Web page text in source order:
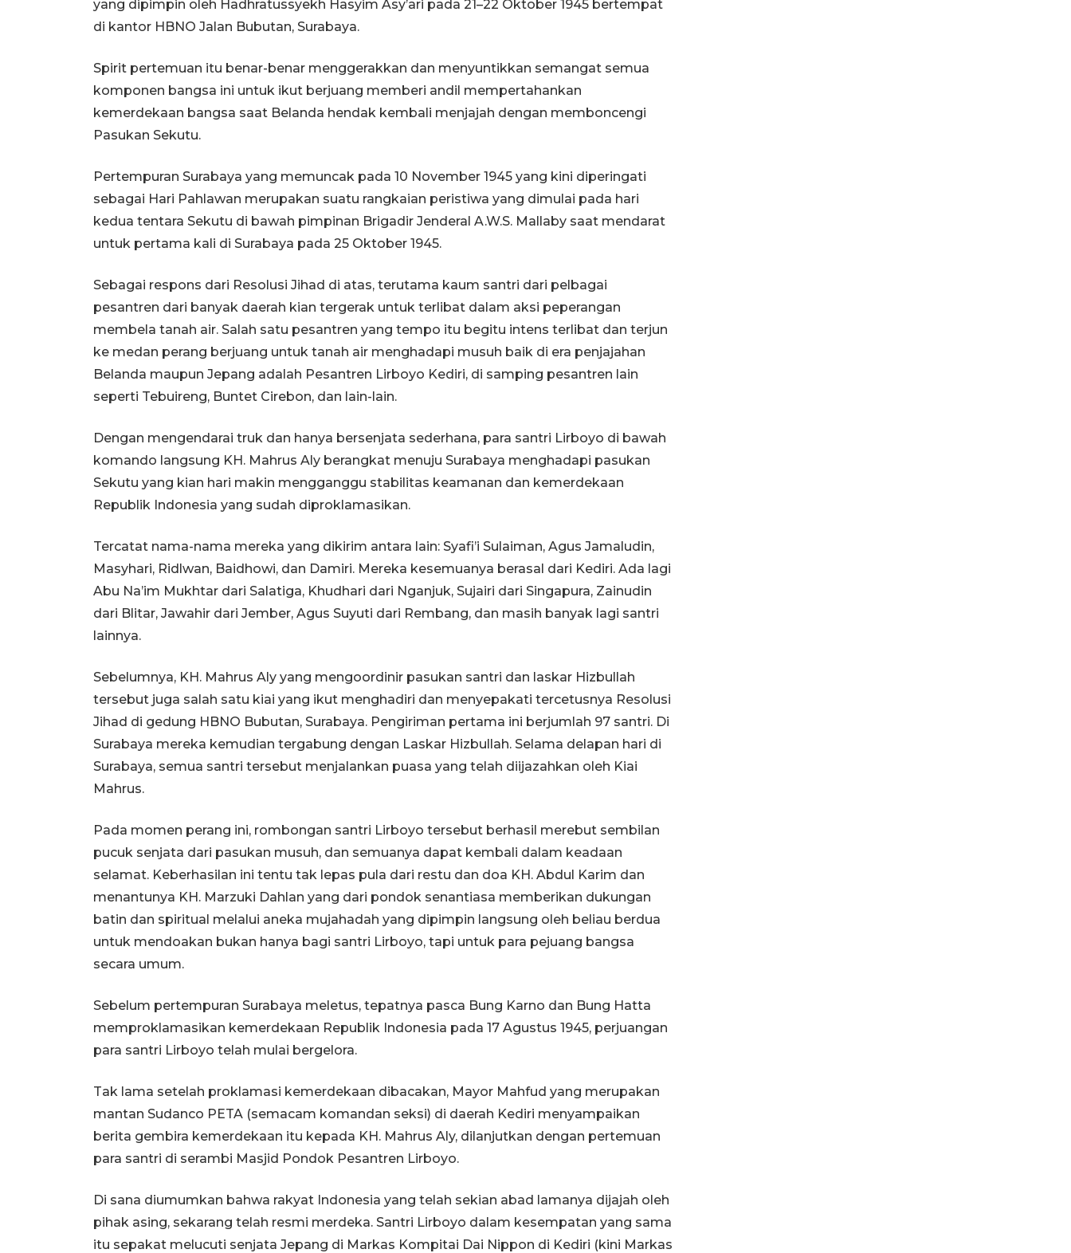
yang dipimpin oleh Hadhratussyekh Hasyim Asy’ari pada 21–22 Oktober 1945 bertempat
di kantor HBNO Jalan Bubutan, Surabaya.
Spirit pertemuan itu benar-benar menggerakkan dan menyuntikkan semangat semua
komponen bangsa ini untuk ikut berjuang memberi andil mempertahankan
kemerdekaan bangsa saat Belanda hendak kembali menjajah dengan memboncengi
Pasukan Sekutu.
Pertempuran Surabaya yang memuncak pada 10 November 1945 yang kini diperingati
sebagai Hari Pahlawan merupakan suatu rangkaian peristiwa yang dimulai pada hari
kedua tentara Sekutu di bawah pimpinan Brigadir Jenderal A.W.S. Mallaby saat mendarat
untuk pertama kali di Surabaya pada 25 Oktober 1945.
Sebagai respons dari Resolusi Jihad di atas, terutama kaum santri dari pelbagai
pesantren dari banyak daerah kian tergerak untuk terlibat dalam aksi peperangan
membela tanah air. Salah satu pesantren yang tempo itu begitu intens terlibat dan terjun
ke medan perang berjuang untuk tanah air menghadapi musuh baik di era penjajahan
Belanda maupun Jepang adalah Pesantren Lirboyo Kediri, di samping pesantren lain
seperti Tebuireng, Buntet Cirebon, dan lain-lain.
Dengan mengendarai truk dan hanya bersenjata sederhana, para santri Lirboyo di bawah
komando langsung KH. Mahrus Aly berangkat menuju Surabaya menghadapi pasukan
Sekutu yang kian hari makin mengganggu stabilitas keamanan dan kemerdekaan
Republik Indonesia yang sudah diproklamasikan.
Tercatat nama-nama mereka yang dikirim antara lain: Syafi’i Sulaiman, Agus Jamaludin,
Masyhari, Ridlwan, Baidhowi, dan Damiri. Mereka kesemuanya berasal dari Kediri. Ada lagi
Abu Na’im Mukhtar dari Salatiga, Khudhari dari Nganjuk, Sujairi dari Singapura, Zainudin
dari Blitar, Jawahir dari Jember, Agus Suyuti dari Rembang, dan masih banyak lagi santri
lainnya.
Sebelumnya, KH. Mahrus Aly yang mengoordinir pasukan santri dan laskar Hizbullah
tersebut juga salah satu kiai yang ikut menghadiri dan menyepakati tercetusnya Resolusi
Jihad di gedung HBNO Bubutan, Surabaya. Pengiriman pertama ini berjumlah 97 santri. Di
Surabaya mereka kemudian tergabung dengan Laskar Hizbullah. Selama delapan hari di
Surabaya, semua santri tersebut menjalankan puasa yang telah diijazahkan oleh Kiai
Mahrus.
Pada momen perang ini, rombongan santri Lirboyo tersebut berhasil merebut sembilan
pucuk senjata dari pasukan musuh, dan semuanya dapat kembali dalam keadaan
selamat. Keberhasilan ini tentu tak lepas pula dari restu dan doa KH. Abdul Karim dan
menantunya KH. Marzuki Dahlan yang dari pondok senantiasa memberikan dukungan
batin dan spiritual melalui aneka mujahadah yang dipimpin langsung oleh beliau berdua
untuk mendoakan bukan hanya bagi santri Lirboyo, tapi untuk para pejuang bangsa
secara umum.
Sebelum pertempuran Surabaya meletus, tepatnya pasca Bung Karno dan Bung Hatta
memproklamasikan kemerdekaan Republik Indonesia pada 17 Agustus 1945, perjuangan
para santri Lirboyo telah mulai bergelora.
Tak lama setelah proklamasi kemerdekaan dibacakan, Mayor Mahfud yang merupakan
mantan Sudanco PETA (semacam komandan seksi) di daerah Kediri menyampaikan
berita gembira kemerdekaan itu kepada KH. Mahrus Aly, dilanjutkan dengan pertemuan
para santri di serambi Masjid Pondok Pesantren Lirboyo.
Di sana diumumkan bahwa rakyat Indonesia yang telah sekian abad lamanya dijajah oleh
pihak asing, sekarang telah resmi merdeka. Santri Lirboyo dalam kesempatan yang sama
itu sepakat melucuti senjata Jepang di Markas Kompitai Dai Nippon di Kediri (kini Markas